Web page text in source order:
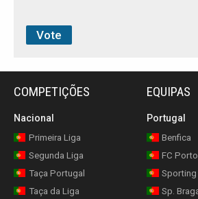
COMPETIÇÕES
Nacional
Primeira Liga
Segunda Liga
Taça Portugal
Taça da Liga
EQUIPAS
Portugal
Benfica
FC Porto
Sporting
Sp.